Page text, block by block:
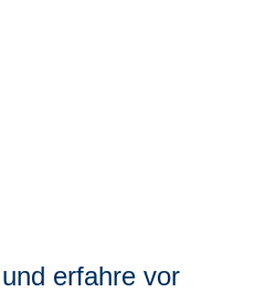
erfahre vor